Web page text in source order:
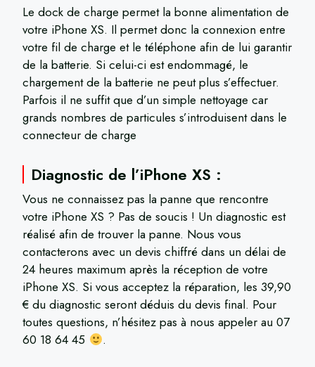
Le dock de charge permet la bonne alimentation de
votre iPhone XS. Il permet donc la connexion entre
votre fil de charge et le téléphone afin de lui garantir
de la batterie. Si celui-ci est endommagé, le
chargement de la batterie ne peut plus s’effectuer.
Parfois il ne suffit que d’un simple nettoyage car
grands nombres de particules s’introduisent dans le
connecteur de charge
Diagnostic de l’iPhone XS :
Vous ne connaissez pas la panne que rencontre
votre iPhone XS ? Pas de soucis ! Un diagnostic est
réalisé afin de trouver la panne. Nous vous
contacterons avec un devis chiffré dans un délai de
24 heures maximum après la réception de votre
iPhone XS. Si vous acceptez la réparation, les 39,90
€ du diagnostic seront déduis du devis final. Pour
toutes questions, n’hésitez pas à nous appeler au 07
60 18 64 45
.